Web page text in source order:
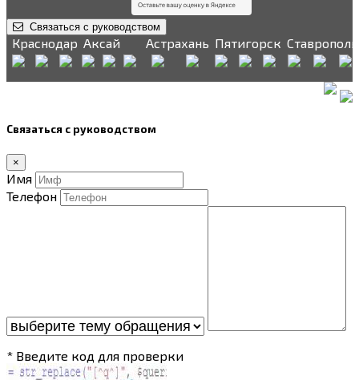
Связаться с руководством
Краснодар Аксай Астрахань Пятигорск Ставрополь
Связаться с руководством
×
Имя
Телефон
* Введите код для проверки